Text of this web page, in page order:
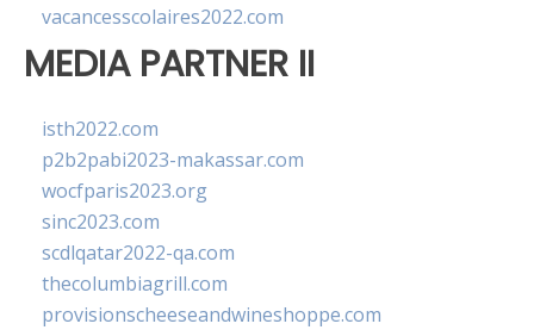
vacancesscolaires2022.com
MEDIA PARTNER II
isth2022.com
p2b2pabi2023-makassar.com
wocfparis2023.org
sinc2023.com
scdlqatar2022-qa.com
thecolumbiagrill.com
provisionscheeseandwineshoppe.com